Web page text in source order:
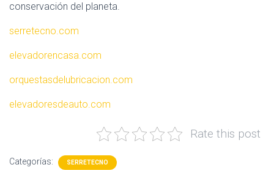
conservación del planeta.
serretecno.com
elevadorencasa.com
orquestasdelubricacion.com
elevadoresdeauto.com
Rate this post
Categorías: SERRETECNO